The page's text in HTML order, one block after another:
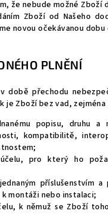
že nebude možné Zboží
Zboží od Našeho
novou očekávanou dobu
PLNĚNÍ
době přechodu
je Zboží bez vad,
popisu, druhu a
kompatibilitě,
pro který ho
příslušenstvím
montáži nebo instalaci;
k němuž se Zboží